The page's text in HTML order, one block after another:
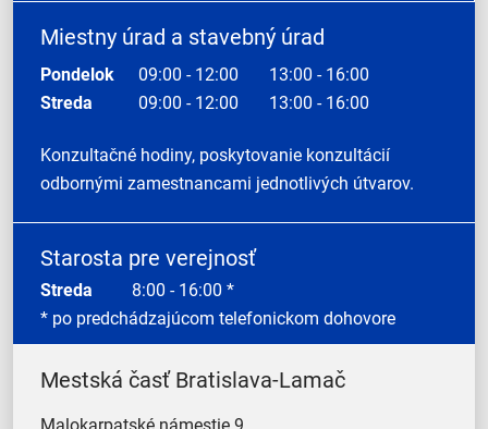
Miestny úrad a stavebný úrad
Pondelok 09:00 - 12:00
13:00 - 16:00
Streda
09:00 - 12:00 13:00 - 16:00
Konzultačné hodiny, poskytovanie konzultácií
odbornými zamestnancami jednotlivých útvarov.
Starosta pre verejnosť
Streda 8:00 - 16:00 *
* po predchádzajúcom telefonickom dohovore
Mestská časť Bratislava-Lamač